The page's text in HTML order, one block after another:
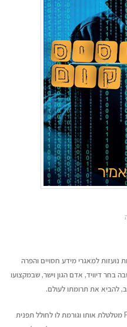
נועזות למאגרי מידע חסויים והפרה
בחר דיוויד, אדם הגון וישר, שבמקצועו
להביא את תרומתו לעולם.
הצעה מפוקפקת שקיבל במפתיע מבכיר ב-FBI מטלטלת אותו וגורמת לו לחולל תפנית